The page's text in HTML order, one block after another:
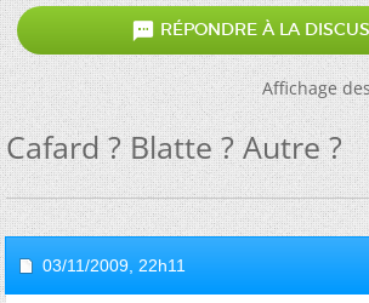
 RÉPONDRE À LA
Affichage
Cafard ? Blatte ? Autre ?
03/11/2009, 22h11